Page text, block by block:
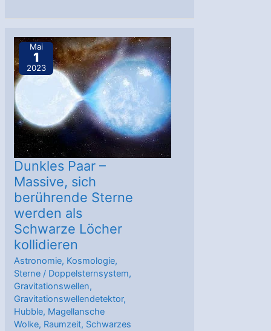
Großen
Magellanschen
Wolke
Mai
1
2023
Dunkles Paar –
Massive, sich
berührende Sterne
werden als
Schwarze Löcher
kollidieren
Astronomie, Kosmologie,
Sterne / Doppelsternsystem,
Gravitationswellen,
Gravitationswellendetektor,
Hubble, Magellansche
Wolke, Raumzeit, Schwarzes